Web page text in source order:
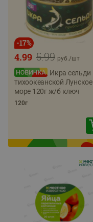
-17%
5.99
4.99 руб./шт
Икра сельди
тихоокеанской Лунское
море 120г ж/б ключ
120г